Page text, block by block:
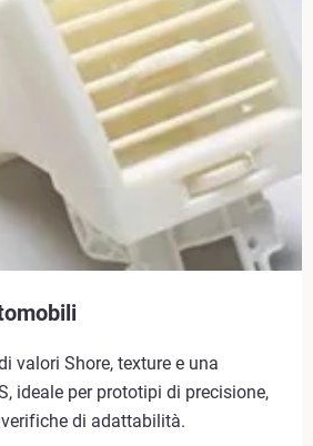
valori Shore, texture e una
ideale per prototipi di precisione,
di adattabilità.